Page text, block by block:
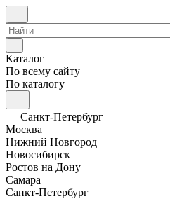
Каталог
По всему сайту
По каталогу
Санкт-Петербург
Москва
Нижний Новгород
Новосибирск
Ростов на Дону
Самара
Санкт-Петербург